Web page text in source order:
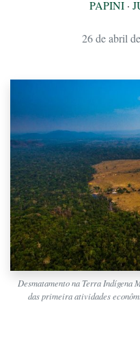
PAPINI ·
26 de abril
Desmatamento na Terra Indígena
das primeira atividades